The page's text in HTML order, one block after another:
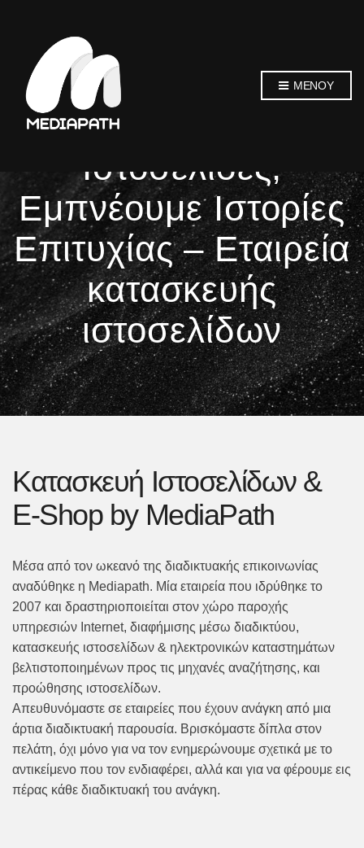
ΜΕΝΟΎ
MediaPath:
Δημιουργούμε
Ιστοσελίδες,
Εμπνέουμε Ιστορίες
Επιτυχίας – Εταιρεία
κατασκευής
ιστοσελίδων
Κατασκευή Ιστοσελίδων &
E-Shop by MediaPath
Μέσα από τον ωκεανό της διαδικτυακής επικοινωνίας
αναδύθηκε η Mediapath. Μία εταιρεία που ιδρύθηκε το
2007 και δραστηριοποιείται στον χώρο παροχής
υπηρεσιών Internet, διαφήμισης μέσω διαδικτύου,
κατασκευής ιστοσελίδων & ηλεκτρονικών καταστημάτων
βελτιστοποιημένων προς τις μηχανές αναζήτησης, και
προώθησης ιστοσελίδων.
Απευθυνόμαστε σε εταιρείες που έχουν ανάγκη από μια
άρτια διαδικτυακή παρουσία. Βρισκόμαστε δίπλα στον
πελάτη, όχι μόνο για να τον ενημερώνουμε σχετικά με το
αντικείμενο που τον ενδιαφέρει, αλλά και για να φέρουμε εις
πέρας κάθε διαδικτυακή του ανάγκη.